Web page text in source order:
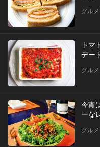
グルメ
トマ
デー
グルメ
今宵
ーな
グルメ